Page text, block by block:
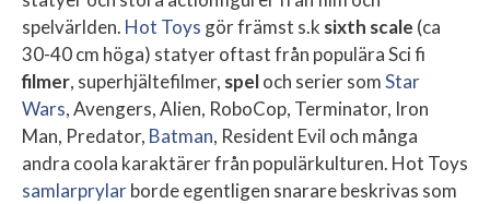
spelvärlden. Hot Toys gör främst s.k sixth scale (ca
30-40 cm höga) statyer oftast från populära Sci fi
filmer, superhjältefilmer, speloch serier somStar
Wars, Avengers, Alien, RoboCop, Terminator, Iron
Man, Predator, Batman, Resident Evil och många
andra coola karaktärer från populärkulturen. Hot Toys
samlarprylarborde egentligen snarare beskrivas som